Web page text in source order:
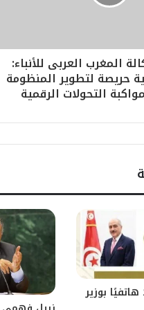
المغرب العربى للأنباء:
حريصة لتطوير المنظومة
التحولات الرقمية
بوزير